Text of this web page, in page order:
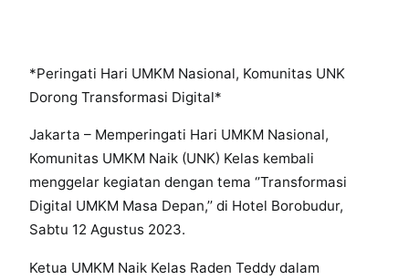
*Peringati Hari UMKM Nasional, Komunitas UNK
Dorong Transformasi Digital*
Jakarta – Memperingati Hari UMKM Nasional,
Komunitas UMKM Naik (UNK) Kelas kembali
menggelar kegiatan dengan tema ‘’Transformasi
Digital UMKM Masa Depan,’’ di Hotel Borobudur,
Sabtu 12 Agustus 2023.
Ketua UMKM Naik Kelas Raden Teddy dalam